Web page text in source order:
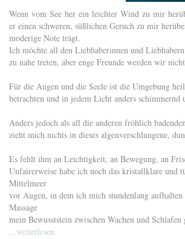
Wenn vom See her ein leichter Wind zu mir
er einen schweren, süßlichen Geruch zu mir
moderige Note trägt.
Ich möchte all den Liebhaberinnen und Liebhabern
zu nahe treten, aber enge Freunde werden wir
Für die Augen und die Seele ist die Umgebung
betrachten und in jedem Licht anders schimmernd
Anders jedoch als all die anderen fröhlich
zieht mich nichts in dieses algenverschlungene,
Es fehlt ihm an Leichtigkeit, an Bewegung, an
Unfairerweise habe ich noch das kristallklare und
Mittelmeer
vor Augen, in dem ich mich stundenlang
Massage
mein Bewusststein zwischen Wachen und Schlafen
...weiterlesen